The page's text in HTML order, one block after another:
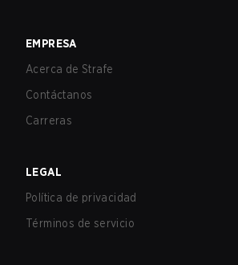
EMPRESA
Acerca de Strafe
Contáctanos
Carreras
LEGAL
Política de privacidad
Términos de servicio